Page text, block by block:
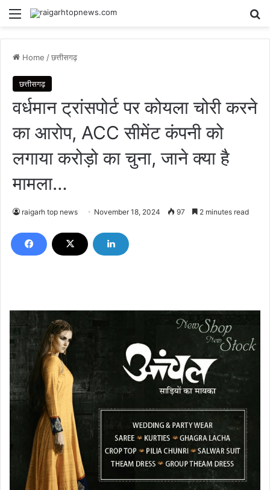
Menu
Home /छत्तीसगढ़
छत्तीसगढ़
वर्धमान ट्रांसपोर्ट पर कोयला चोरी करने
का आरोप, ACC सीमेंट कंपनी को
लगाया करोड़ो का चुना, जाने क्या है
मामला…
raigarh top news November 18, 2024 97 2 minutes read